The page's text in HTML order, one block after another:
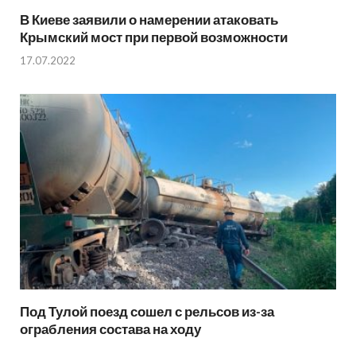
В Киеве заявили о намерении атаковать
Крымский мост при первой возможности
17.07.2022
Под Тулой поезд сошел с рельсов из-за
ограбления состава на ходу